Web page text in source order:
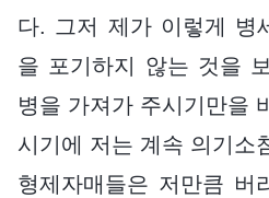
다. 그저 제가 이렇게 병
을 포기하지 않는 것을
병을 가져가 주시기만을
시기에 저는 계속 의기소
형제자매들은 저만큼 버